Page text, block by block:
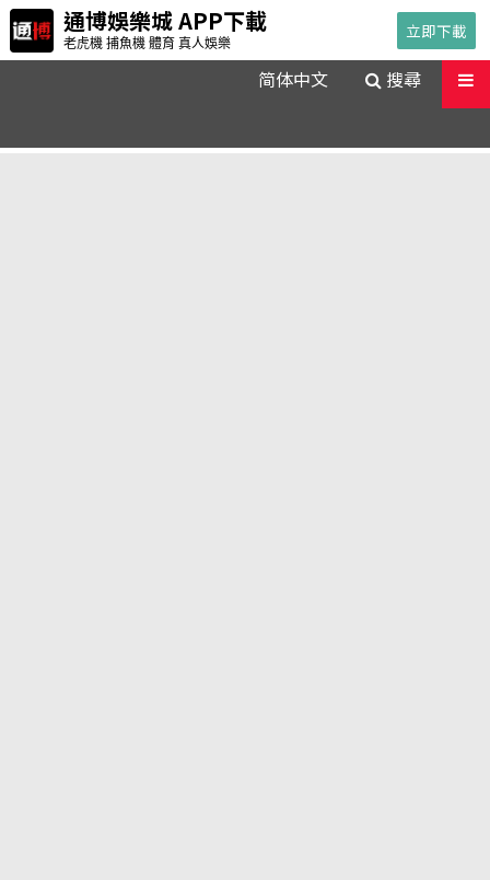
通博娛樂城 APP下載
老虎機 捕魚機 體育 真人娛樂
立即下載
送出
简体中文 搜尋